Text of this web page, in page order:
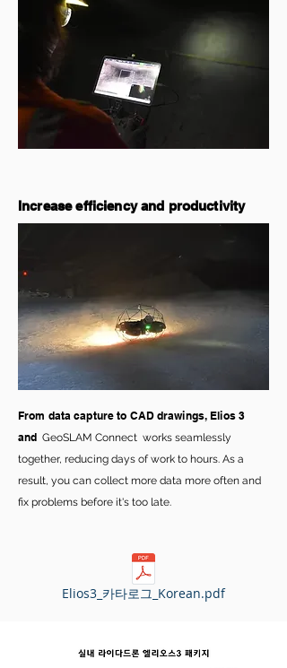
Increase efficiency and productivity
From data capture to CAD drawings, Elios 3
and GeoSLAM Connect works seamlessly
together, reducing days of work to hours. As a
result, you can collect more data more often and
fix problems before it's too late.
Elios3_카타로그_Korean.pdf